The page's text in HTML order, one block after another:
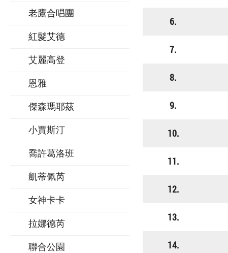
老鷹合唱團
紅髮艾德
艾麗高登
恩雅
傑森瑪耶茲
小賈斯汀
喬許葛洛班
凱蒂佩芮
女神卡卡
拉娜德芮
聯合公園
6.
7.
8.
9.
10.
11.
12.
13.
14.